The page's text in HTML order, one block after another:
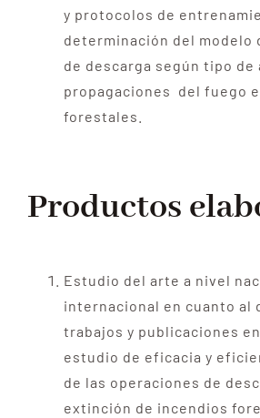
y protocolos de
determinación del modelo
de descarga según tipo de
propagaciones del fuego
forestales.
Productos
Estudio del arte a nivel
internacional en cuanto al
trabajos y publicaciones
estudio de eficacia y
de las operaciones de
extinción de incendios